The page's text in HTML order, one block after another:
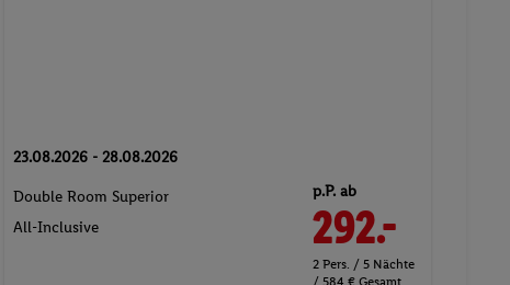
23.08.2026 - 28.08.2026
Double Room Superior
All-Inclusive
p.P. ab
292.-
2 Pers. / 5 Nächte
/ 584 € Gesamt